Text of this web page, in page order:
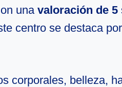
una valoración de 5
centro se destaca
corporales, belleza,